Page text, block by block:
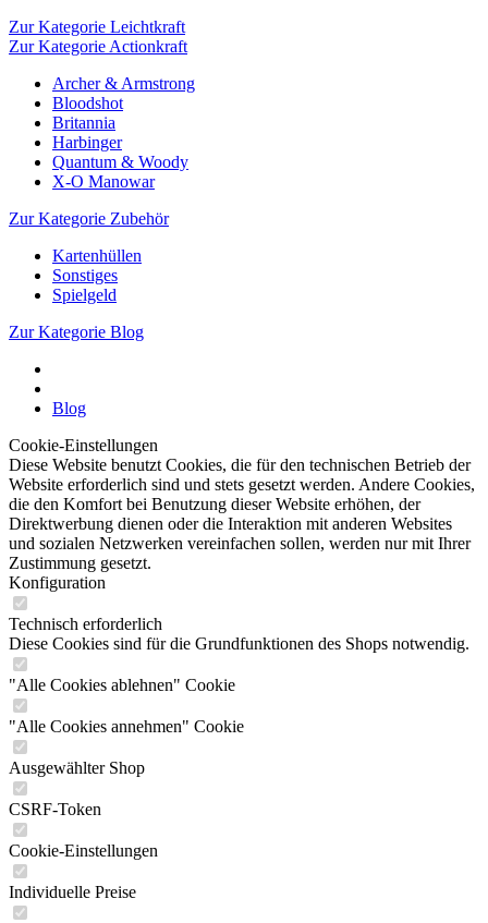
Zur Kategorie Leichtkraft
Zur Kategorie Actionkraft
Archer & Armstrong
Bloodshot
Britannia
Harbinger
Quantum & Woody
X-O Manowar
Zur Kategorie Zubehör
Kartenhüllen
Sonstiges
Spielgeld
Zur Kategorie Blog
Blog
Cookie-Einstellungen
Diese Website benutzt Cookies, die für den technischen Betrieb der
Website erforderlich sind und stets gesetzt werden. Andere Cookies,
die den Komfort bei Benutzung dieser Website erhöhen, der
Direktwerbung dienen oder die Interaktion mit anderen Websites
und sozialen Netzwerken vereinfachen sollen, werden nur mit Ihrer
Zustimmung gesetzt.
Konfiguration
Technisch erforderlich
Diese Cookies sind für die Grundfunktionen des Shops notwendig.
"Alle Cookies ablehnen" Cookie
"Alle Cookies annehmen" Cookie
Ausgewählter Shop
CSRF-Token
Cookie-Einstellungen
Individuelle Preise